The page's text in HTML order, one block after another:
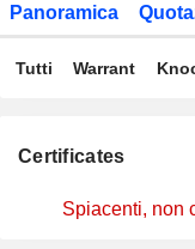
Panoramica
Tutti Warrant
Certificates
Spiacenti, non